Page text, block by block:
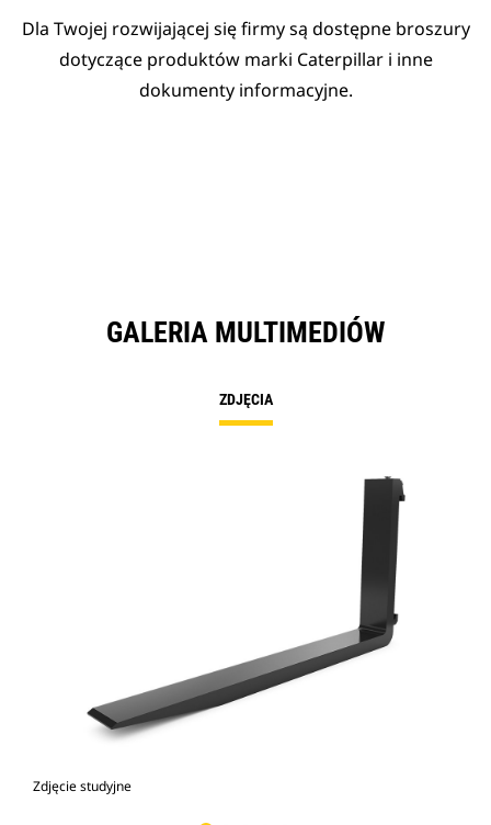
Dla Twojej rozwijającej się firmy są dostępne broszury
dotyczące produktów marki Caterpillar i inne
dokumenty informacyjne.
GALERIA MULTIMEDIÓW
ZDJĘCIA
Zdjęcie studyjne